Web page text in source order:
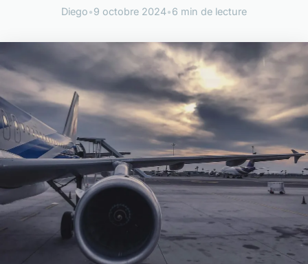
Diego•9 octobre 2024•6 min de lecture